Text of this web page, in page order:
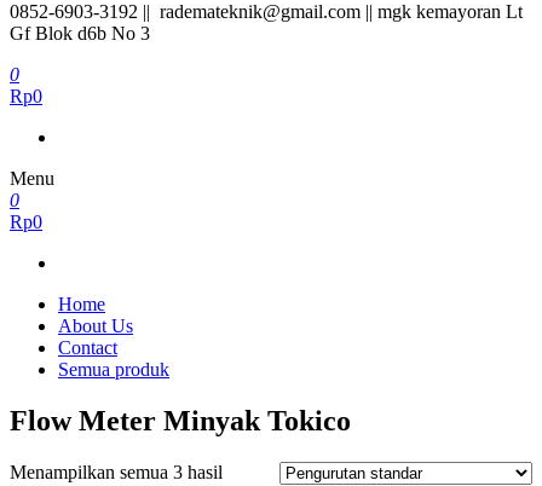
0852-6903-3192 || rademateknik@gmail.com || mgk kemayoran Lt
Gf Blok d6b No 3
0
Rp0
Menu
0
Rp0
Home
About Us
Contact
Semua produk
Flow Meter Minyak Tokico
Menampilkan semua 3 hasil